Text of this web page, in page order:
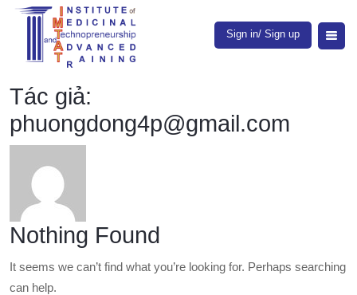
Sign in/ Sign up
Tác giả:
phuongdong4p@gmail.com
Nothing Found
It seems we can’t find what you’re looking for. Perhaps searching
can help.